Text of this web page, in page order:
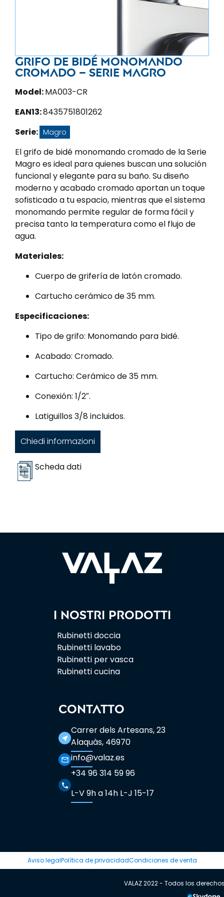
Grifo de bidé monomando
cromado – Serie magro
Model:MA003-CR
EAN13:8435751801262
Serie: Magro
El grifo de bidé monomando cromado de la Serie
Magro es ideal para quienes buscan una solución
funcional y elegante para su baño. Su diseño
moderno y acabado cromado aportan un toque
sofisticado a tu espacio, mientras que el sistema
monomando permite regular de forma fácil y
precisa tanto la temperatura como el flujo de
agua.
Materiales:
Cuerpo de grifería de latón cromado.
Cartucho cerámico de 35 mm.
Especificaciones:
Tipo de grifo: Monomando para bidé.
Acabado: Cromado.
Cartucho: Cerámico de 35 mm.
Conexión: 1/2″.
Latiguillos 3/8 incluidos.
Chiedi informazioni
Scheda dati
I nostri prodotti
Rubinetti doccia
Rubinetti lavabo
Rubinetti per vasca
Rubinetti cucina
CONTATTO
near_me
Carrer dels Artesans, 23
Alaquàs, 46970
mail_outline info@valaz.es
phone
+34 96 314 59 96
L-V 9h a 14h L-J 15-17
Aviso legalPolítica de privacidadCondiciones de venta
VALAZ 2022 - Todos los